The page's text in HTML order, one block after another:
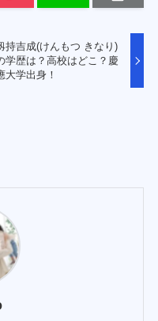
持吉成(けんもつ きなり)
学歴は？高校はどこ？慶
大学出身！